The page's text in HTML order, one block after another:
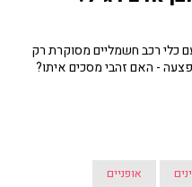
כלי רכב חשמליים מסוקרת רק
- האם זהבי מסכים איתו?
אופניים